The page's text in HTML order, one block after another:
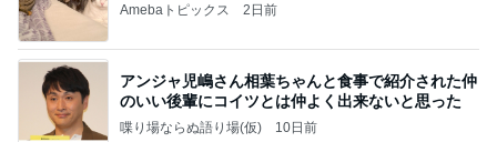
Amebaトピックス 2日前
アンジャ児嶋さん相葉ちゃんと食事で紹介された仲
のいい後輩にコイツとは仲よく出来ないと思った
喋り場ならぬ語り場(仮) 10日前